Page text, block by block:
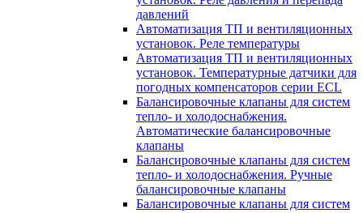
давлений
Автоматизация ТП и вентиляционных
установок. Реле температуры
Автоматизация ТП и вентиляционных
установок. Температурные датчики для
погодных компенсаторов серии ECL
Балансировочные клапаны для систем
тепло- и холодоснабжения.
Автоматические балансировочные
клапаны
Балансировочные клапаны для систем
тепло- и холодоснабжения. Ручные
балансировочные клапаны
Балансировочные клапаны для систем